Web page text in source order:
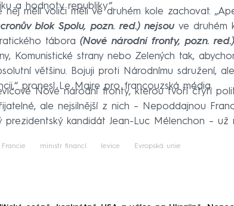
a hodnoty republiky“.
měli voliči měli ve druhém kole zachovat.
blok Spolu, pozn. red.) nejsou ve druhém
tábora (Nové národní fronty, pozn. red.)
Komunistické strany nebo Zelených tak,
většinu. Bojuji proti Národnímu sdružení, ale
pronesl Le Maire pro francouzská média.
Nové národní fronty, kterou tvoří čtyři
ale nejsilnější z nich – Nepoddajnou
prezidentský kandidát Jean-Luc Mélenchon – už
Francie ministr financí levice Evropská unie